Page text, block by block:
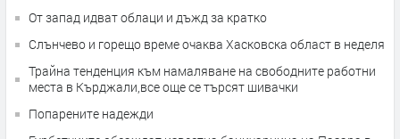
От запад идват облаци и дъжд за кратко
Слънчево и горещо време очаква Хасковска област в неделя
Трайна тенденция към намаляване на свободните работни
места в Кърджали,все още се търсят шивачки
Попарените надежди